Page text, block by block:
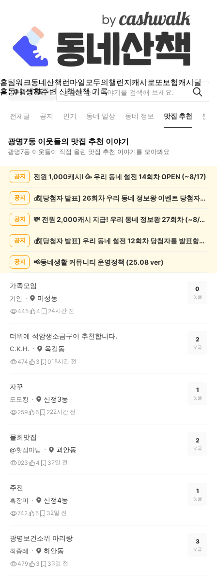
홈팀워크동네산책런마일모두의챌린지캐시로또보험캐시딜
홈동네 생활주변 산책산책 기록
광명7동
전체글 공지 인기 동네 일상 동네 정보 맛집 추천 분
광명7동 이웃들의 맛집 추천 이야기
광명7동 이웃들이 직접 올린 맛집 추천 이야기를 모아봐요
목
공지 전원 1,000캐시! 🥳 우리 동네 썰전 14회차 OPEN (~8/17)
공지 💰[당첨자 발표] 26회차 우리 동네 정보왕 이벤트 당첨자를 발표합니다!
공지 💸 전원 2,000캐시 지급! 우리 동네 정보왕 27회차 (~8/10)
공지 💰[당첨자 발표] 우리 동네 썰전 12회차 당첨자를 발표합니다!
공지 📢동네생활 커뮤니티 운영정책 (25.08 ver)
가족모임
기인 미성동
445 4 24시간 전
0
댓글
더위에 석암생소금구이 추천합니다.
C.K.H. 옥길동
474 3 018시간 전
2
댓글
자꾸
도도킹 신정3동
259 6 222시간 전
1
댓글
물회맛집
@횟집마님 괴안동
923 4 32일 전
2
댓글
주전
흑장미 신정4동
742 5 32일 전
1
댓글
광명보건소위 아리랑
최종례 하안동
479 3 33일 전
3
댓글